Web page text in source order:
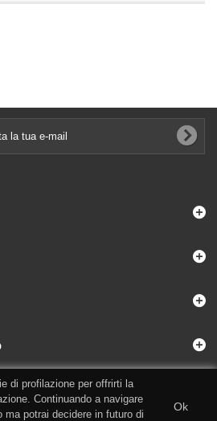
di profilazione per offrirti la
Continuando a navigare
potrai decidere in futuro di
Ok